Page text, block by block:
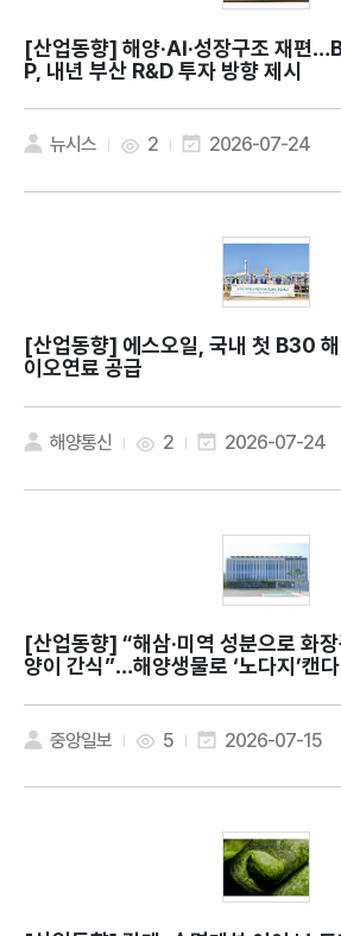
[산업동향]
P, 내년 부산 R&D 투자 방향 제시
뉴시스 2 2026-07-24
[산업동향]
이오연료 공급
해양통신 2 2026-07-24
[산업동향]
양이 간식”…해양생물로 ‘노다지’캔다
중앙일보 5 2026-07-15